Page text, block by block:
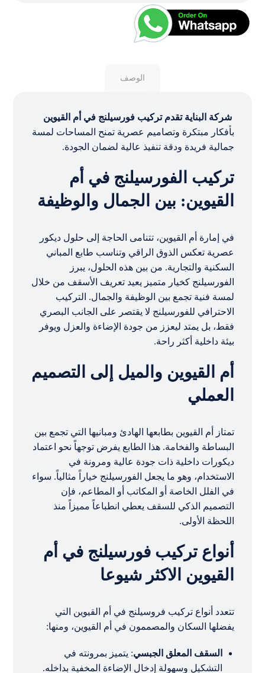
الوصف
شركة البناية تقدم تركيب فورسيلنج في أم القيوين
بأفكار مبتكرة وتصاميم عصرية تمنح المساحات لمسة
جمالية فريدة ودقة تنفيذ عالية لضمان الجودة.
تركيب الفورسيلنج في أم
القيوين: بين الجمال والوظيفة
في إمارة أم القيوين، تتنامى الحاجة إلى حلول ديكور
عصرية تعكس الذوق الراقي وتناسب طابع المباني
السكنية والتجارية. من بين هذه الحلول، يبرز
الفورسيلنج كخيار متميز يعيد تعريف الأسقف من خلال
لمسة فنية تجمع بين الوظيفة والجمال. التركيب
الاحترافي للفورسيلنج لا يقتصر على الجانب البصري
فقط، بل يمتد ليعزز من جودة الإضاءة والعزل ويوفر
بيئة داخلية أكثر راحة.
أم القيوين والميل إلى التصميم
العملي
تمتاز أم القيوين بطابعها الهادئ ومبانيها التي تجمع بين
البساطة والفخامة. هذا الطابع يفرض توجهاً نحو اعتماد
ديكورات داخلية ذات جودة عالية ومرونة في
الاستخدام، وهو ما يجعل الفورسيلنج خياراً مثالياً. سواء
في الفلل الخاصة أو المكاتب أو المطاعم، فإن
التصميم الذكي للسقف يعطي انطباعاً مميزاً منذ
اللحظة الأولى.
أنواع تركيب فورسيلنج في أم
القيوين الاكثر شيوعا
تتعدد أنواع تركيب فروسيلنج في أم القيوين التي
يفضلها السكان والمصممون في أم القيوين، ومنها:
السقف المعلق الجبسي: يتميز بمرونته في
التشكيل وسهولة إدخال الإضاءة المخفية بداخله.